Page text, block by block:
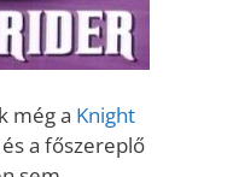
még a Knight
a főszereplő